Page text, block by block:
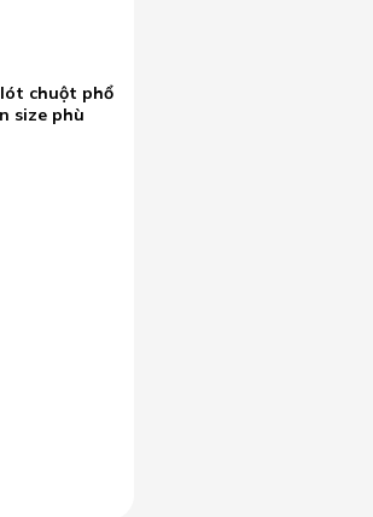
chuột phổ
size phù